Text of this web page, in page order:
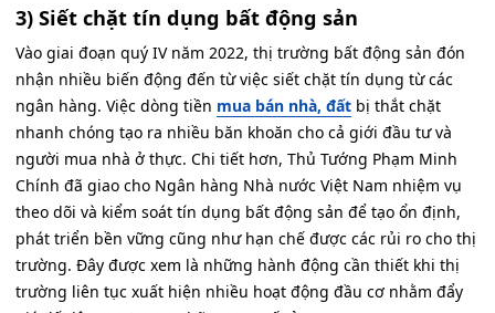
3) Siết chặt tín dụng bất động sản
Vào giai đoạn quý IV năm 2022, thị trường bất động sản đón
nhận nhiều biến động đến từ việc siết chặt tín dụng từ các
ngân hàng. Việc dòng tiền mua bán nhà, đất bị thắt chặt
nhanh chóng tạo ra nhiều băn khoăn cho cả giới đầu tư và
người mua nhà ở thực. Chi tiết hơn, Thủ Tướng Phạm Minh
Chính đã giao cho Ngân hàng Nhà nước Việt Nam nhiệm vụ
theo dõi và kiểm soát tín dụng bất động sản để tạo ổn định,
phát triển bền vững cũng như hạn chế được các rủi ro cho thị
trường. Đây được xem là những hành động cần thiết khi thị
trường liên tục xuất hiện nhiều hoạt động đầu cơ nhằm đẩy